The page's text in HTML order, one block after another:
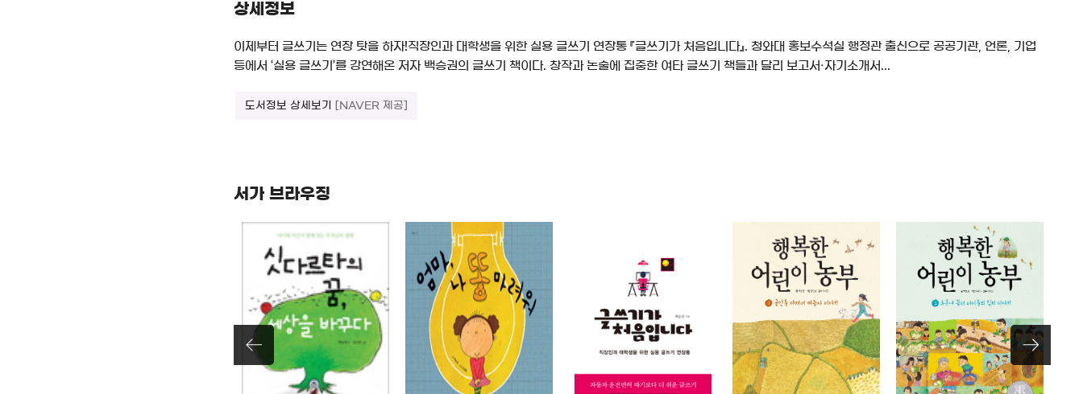
상세정보
이제부터 글쓰기는 연장 탓을 하자!직장인과 대학생을 위한 실용 글쓰기 연장통 『글쓰기가 처음입니다』. 청와대 홍보수석실 행정관 출신으로 공공기관, 언론, 기업
등에서 ‘실용 글쓰기’를 강연해온 저자 백승권의 글쓰기 책이다. 창작과 논술에 집중한 여타 글쓰기 책들과 달리 보고서·자기소개서...
도서정보 상세보기 [NAVER 제공]
서가 브라우징